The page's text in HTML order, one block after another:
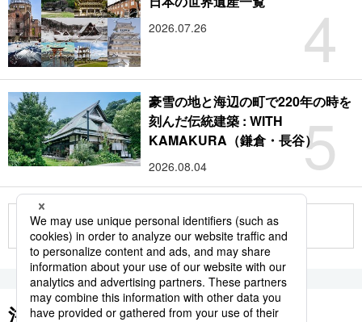
4
2026.07.26
5
豪雪の地と海辺の町で220年の時を
刻んだ伝統建築 : WITH
KAMAKURA（鎌倉・長谷）
2026.08.04
もっと見る
注目のキーワード